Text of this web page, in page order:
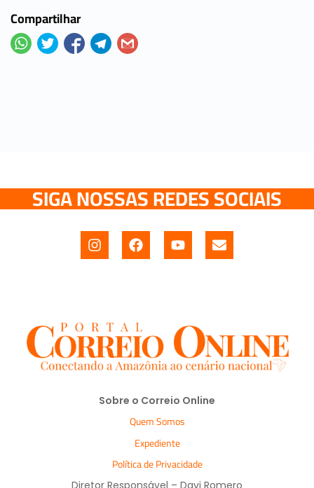
Compartilhar
SIGA NOSSAS REDES SOCIAIS
Sobre o Correio Online
Quem Somos
Expediente
Política de Privacidade
Diretor Responsável – Davi Romero